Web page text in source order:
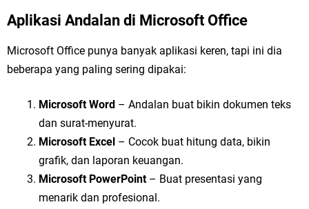
Aplikasi Andalan di Microsoft Office
Microsoft Office punya banyak aplikasi keren, tapi ini dia
beberapa yang paling sering dipakai:
Microsoft Word – Andalan buat bikin dokumen teks
dan surat-menyurat.
Microsoft Excel – Cocok buat hitung data, bikin
grafik, dan laporan keuangan.
Microsoft PowerPoint– Buat presentasi yang
menarik dan profesional.